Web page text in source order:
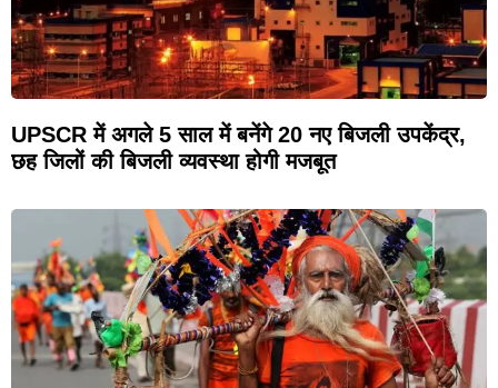
UPSCR में अगले 5 साल में बनेंगे 20 नए बिजली उपकेंद्र,
छह जिलों की बिजली व्यवस्था होगी मजबूत